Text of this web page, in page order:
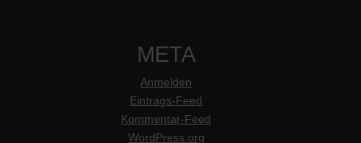
META
Anmelden
Eintrags-Feed
Kommentar-Feed
WordPress.org